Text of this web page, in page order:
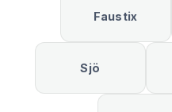
Faustix
Sjö